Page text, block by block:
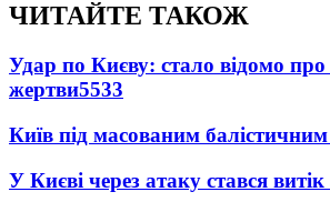
ЧИТАЙТЕ ТАКОЖ
Удар по Києву: стало відомо про
жертви5533
Київ під масованим
У Києві через атаку стався